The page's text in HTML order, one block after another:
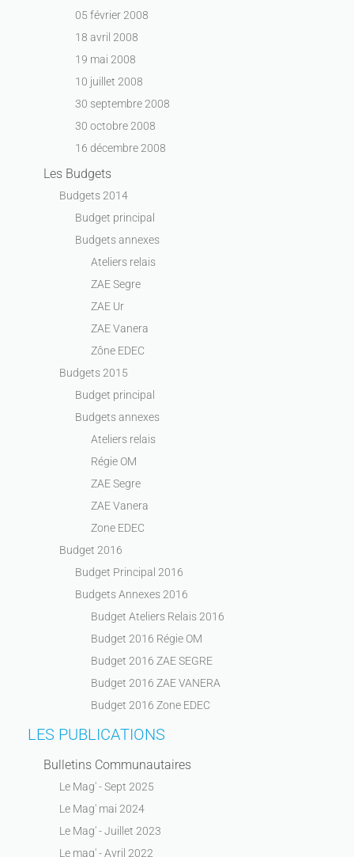
05 février 2008
18 avril 2008
19 mai 2008
10 juillet 2008
30 septembre 2008
30 octobre 2008
16 décembre 2008
Les Budgets
Budgets 2014
Budget principal
Budgets annexes
Ateliers relais
ZAE Segre
ZAE Ur
ZAE Vanera
Zône EDEC
Budgets 2015
Budget principal
Budgets annexes
Ateliers relais
Régie OM
ZAE Segre
ZAE Vanera
Zone EDEC
Budget 2016
Budget Principal 2016
Budgets Annexes 2016
Budget Ateliers Relais 2016
Budget 2016 Régie OM
Budget 2016 ZAE SEGRE
Budget 2016 ZAE VANERA
Budget 2016 Zone EDEC
LES PUBLICATIONS
Bulletins Communautaires
Le Mag' - Sept 2025
Le Mag' mai 2024
Le Mag' - Juillet 2023
Le mag' - Avril 2022